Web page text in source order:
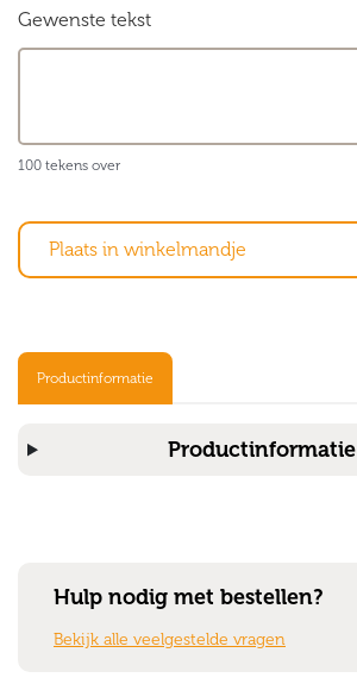
Gewenste tekst
100 tekens over
Plaats in winkelmandje
Productinformatie
Productinformatie
Hulp nodig met bestellen?
Bekijk alle veelgestelde vragen